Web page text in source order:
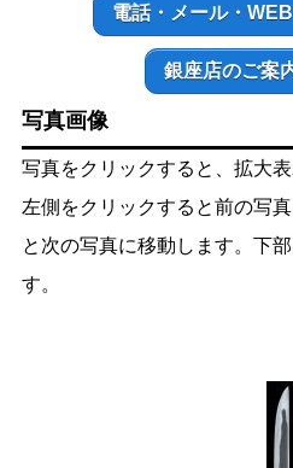
電話・メール・
銀座店のご案
写真画像
写真をクリックすると、拡大
左側をクリックすると前の写
と次の写真に移動します。下
す。